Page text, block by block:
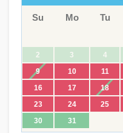
Su Mo Tu
2
3 4
9
10 11
16
17 18
23
24 25
30
31